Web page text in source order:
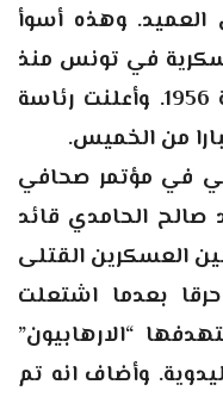
العميد. وهذه أسوأ
في تونس منذ
استقلال البلاد عن فرنسا سنة 1956. وأعلنت رئاسة
من الخميس.
في مؤتمر صحافي
الحامدي قائد
العسكرين القتلى
و9 ماتوا حرقا بعدما اشتعلت
“الارهابيون”
وأضاف انه تم